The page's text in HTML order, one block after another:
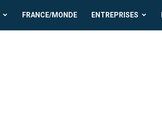
FRANCE/MONDE ENTREPRISES